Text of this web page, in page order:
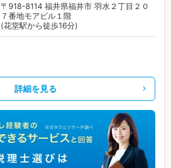
〒918-8114 福井県福井市 羽水２丁目２０
７番地モアビル１階
(花堂駅から徒歩16分)
詳細を見る